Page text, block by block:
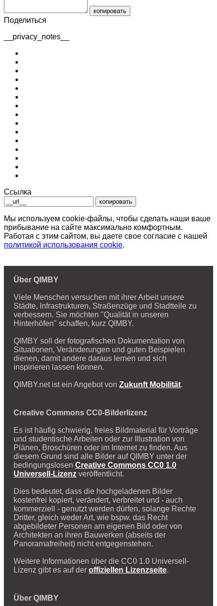
копировать
Поделиться
__privacy_notes__
Ссылка
копировать
Мы используем cookie-файлы, чтобы сделать наши ваше
прибывание на сайте максимально комфортным.
Работая с этим сайтом, вы даете свое согласие с нашей
политикой использования cookie.
Über QIMBY
Viele Menschen versuchen mit ihrer Arbeit unsere
Städte, Infrastrukturen, Straßenzüge und Stadtteile zu
verbessern. Sie möchten "Qualität in unseren
Hinterhöfen" schaffen, kurz QIMBY.
QIMBY soll der fotografischen Dokumentation von
Situationen, Veränderungen und guten Beispielen
dienen, damit andere daraus lernen und sich
inspirieren lassen können.
QIMBY.net ist ein Angebot von Zukunft Mobilität.
Creative Commons CC0-Bilderlizenz
Es ist häufig schwierig, freies Bildmaterial für Vorträge
und studentische Arbeiten oder zur Illustration von
Plänen, Broschüren oder im Internet zu finden. Aus
diesem Grund sind alle Bilder auf QIMBY unter der
bedingungslosen Creative Commons CC0 1.0
Universell-Lizenz veröffentlicht.
Dies bedeutet, dass die hochgeladenen Bilder
kostenfrei kopiert, verändert, verbreitet und - auch
kommerziell - genutzt werden dürfen, solange Rechte
Dritter, gleich weder Art, wie bspw. das Recht
abgebildeter Personen am eigenen Bild oder von
Architekten an ihren Bauwerken (abseits der
Panoramafreiheit) nicht entgegenstehen.
Weitere Informationen über die CC0 1.0 Universell-
Lizenz gibt es auf der offiziellen Lizenzseite.
Über QIMBY